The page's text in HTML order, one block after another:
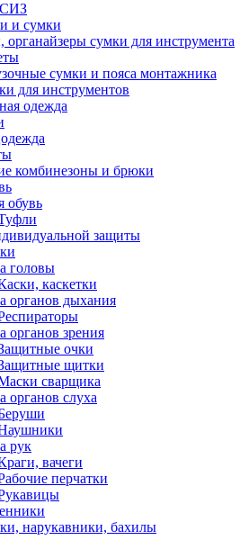
СИЗ
и сумки
органайзеры сумки для инструмента
сумки и пояса монтажника
для инструментов
одежда
комбинезоны и брюки
обувь
защиты
головы
каскетки
органов дыхания
органов зрения
очки
щитки
сварщика
органов слуха
рук
вачеги
перчатки
нарукавники, бахилы